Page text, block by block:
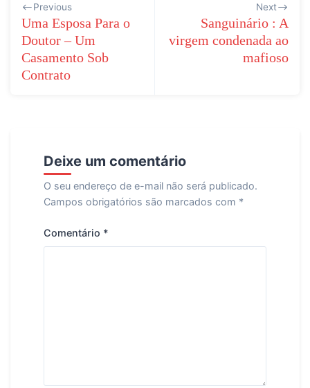
de
Post
Previous
Uma Esposa Para o
Doutor – Um
Casamento Sob
Contrato
Next
Sanguinário : A
virgem condenada ao
mafioso
Deixe um comentário
O seu endereço de e-mail não será publicado.
Campos obrigatórios são marcados com *
Comentário *